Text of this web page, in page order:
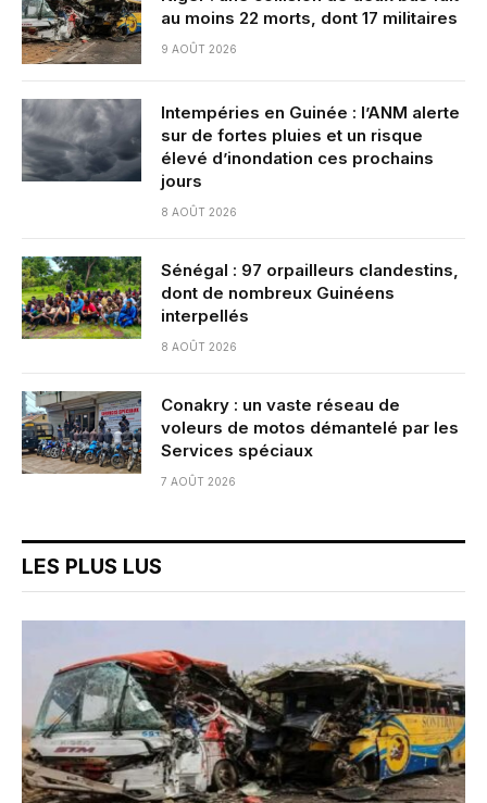
au moins 22 morts, dont 17 militaires
9 AOÛT 2026
Intempéries en Guinée : l’ANM alerte
sur de fortes pluies et un risque
élevé d’inondation ces prochains
jours
8 AOÛT 2026
Sénégal : 97 orpailleurs clandestins,
dont de nombreux Guinéens
interpellés
8 AOÛT 2026
Conakry : un vaste réseau de
voleurs de motos démantelé par les
Services spéciaux
7 AOÛT 2026
LES PLUS LUS